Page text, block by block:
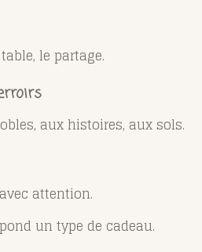
le partage.
aux histoires, aux sols.
attention.
un type de cadeau.